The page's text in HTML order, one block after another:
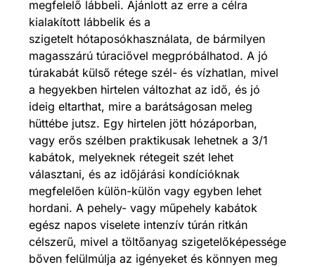
megfelelő lábbeli. Ajánlott az erre a célra
kialakított lábbelik és a
szigetelt hótaposókhasználata, de bármilyen
magasszárú túraciővel megpróbálhatod. A jó
túrakabát külső rétege szél- és vízhatlan, mivel
a hegyekben hirtelen változhat az idő, és jó
ideig eltarthat, mire a barátságosan meleg
hüttébe jutsz. Egy hirtelen jött hózáporban,
vagy erős szélben praktikusak lehetnek a 3/1
kabátok, melyeknek rétegeit szét lehet
választani, és az időjárási kondícióknak
megfelelően külön-külön vagy egyben lehet
hordani. A pehely- vagy műpehely kabátok
egész napos viselete intenzív túrán ritkán
célszerű, mivel a töltőanyag szigetelőképessége
bőven felülmúlja az igényeket és könnyen meg